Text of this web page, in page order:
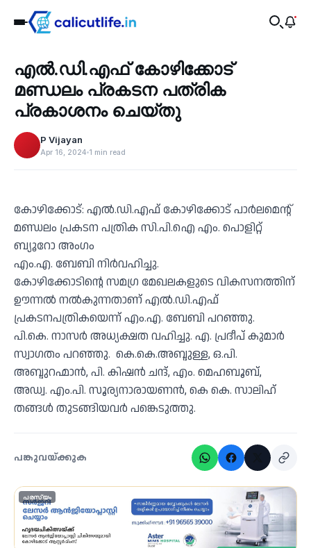
‹
Recent
എൽ.ഡി.എഫ് കോഴിക്കോട്
മണ്ഡലം പ്രകടന പത്രിക
പ്രകാശനം ചെയ്തു
P Vijayan
Apr 16, 2024 1 min read
കോഴിക്കോട്: എൽ.ഡി.എഫ് കോഴിക്കോട് പാർലമെൻ്റ്
മണ്ഡലം പ്രകടന പത്രിക സി.പി.ഐ എം. പൊളിറ്റ്
ബ്യൂറോ അംഗം
എം.എ. ബേബി നിർവഹിച്ചു.
കോഴിക്കോടിൻ്റെ സമഗ്ര മേഖലകളുടെ വികസനത്തിന്
ഊന്നൽ നൽകുന്നതാണ് എൽ.ഡി.എഫ്
പ്രകടനപത്രികയെന്ന് എം.എ. ബേബി പറഞ്ഞു.
പി.കെ. നാസർ അധ്യക്ഷത വഹിച്ചു. എ. പ്രദീപ് കുമാർ
സ്വാഗതം പറഞ്ഞു. കെ.കെ.അബ്ദുള്ള, ഒ.പി.
അബ്ദുറഹ്മാൻ, പി. കിഷൻ ചന്ദ്, എം. മെഹബൂബ്,
അഡ്വ. എം.പി. സൂര്യനാരായണൻ, കെ കെ. സാലിഹ്
തങ്ങൾ തുടങ്ങിയവർ പങ്കെടുത്തു.
പങ്കുവയ്ക്കുക
പരസ്യം